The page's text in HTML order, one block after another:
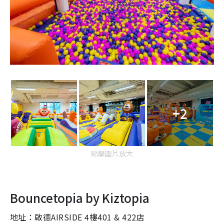
+2
點擊圖片放大
Bouncetopia by Kiztopia
地址：啟德AIRSIDE 4樓401 & 422店